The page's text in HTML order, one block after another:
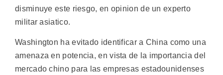
disminuye este riesgo, en opinion de un experto
militar asiatico.
Washington ha evitado identificar a China como una
amenaza en potencia, en vista de la importancia del
mercado chino para las empresas estadounidenses